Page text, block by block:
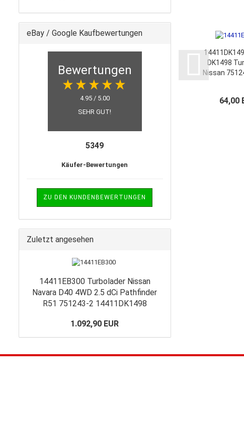
DK1498
Nissan
64,00
eBay / Google Kaufbewertungen
Bewertungen
4.95 / 5.00
SEHR GUT!
5349
Käufer-Bewertungen
ZU DEN KUNDENBEWERTUNGEN
Zuletzt angesehen
14411EB300 Turbolader Nissan
Navara D40 4WD 2.5 dCi Pathfinder
R51 751243-2 14411DK1498
1.092,90 EUR